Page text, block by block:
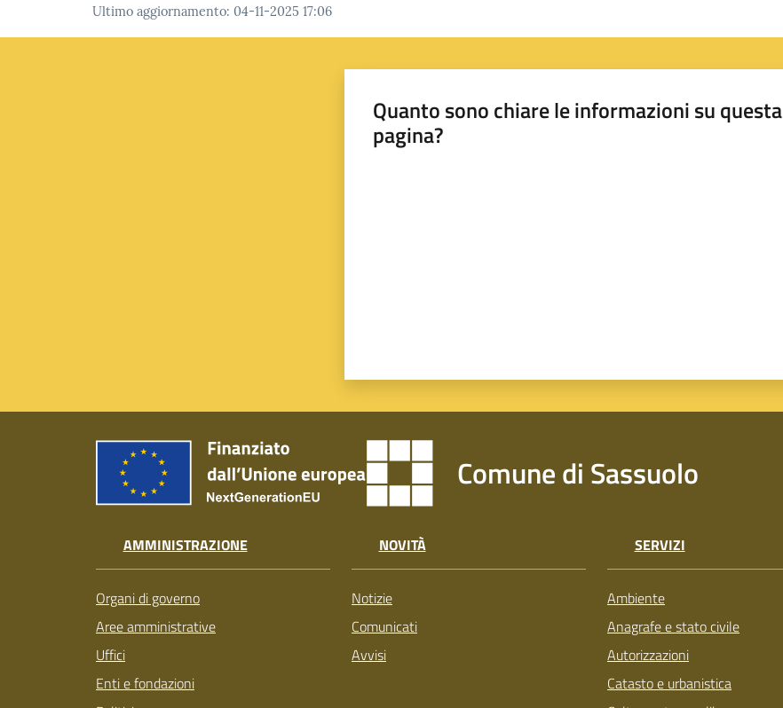
Ultimo aggiornamento: 04-11-2025 17:06
Quanto sono chiare le informazioni su questa
pagina?
Comune di Sassuolo
AMMINISTRAZIONE
Organi di governo
Aree amministrative
Uffici
Enti e fondazioni
NOVITÀ
Notizie
Comunicati
Avvisi
SERVIZI
Ambiente
Anagrafe e stato civile
Autorizzazioni
Catasto e urbanistica